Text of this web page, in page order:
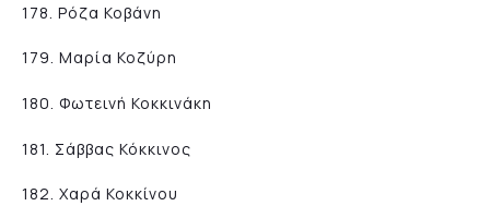
178. Ρόζα Κοβάνη
179. Μαρία Κοζύρη
180. Φωτεινή Κοκκινάκη
181. Σάββας Κόκκινος
182. Χαρά Κοκκίνου